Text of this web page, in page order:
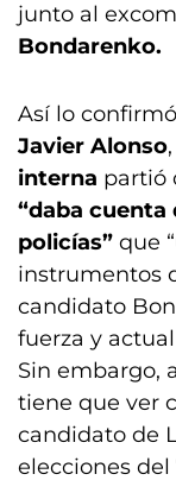
junto al
Bondarenko.
Así lo
Javier Alonso
interna partió
“daba cuenta
policías” que
instrumentos
candidato
fuerza y
Sin embargo,
tiene que ver
candidato de
elecciones